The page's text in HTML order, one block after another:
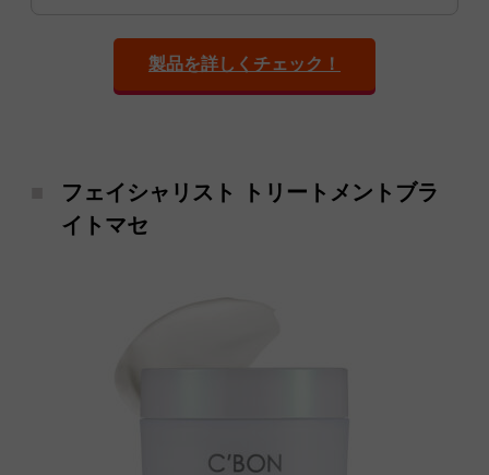
製品を詳しくチェック！
フェイシャリスト トリートメントブラ
イトマセ